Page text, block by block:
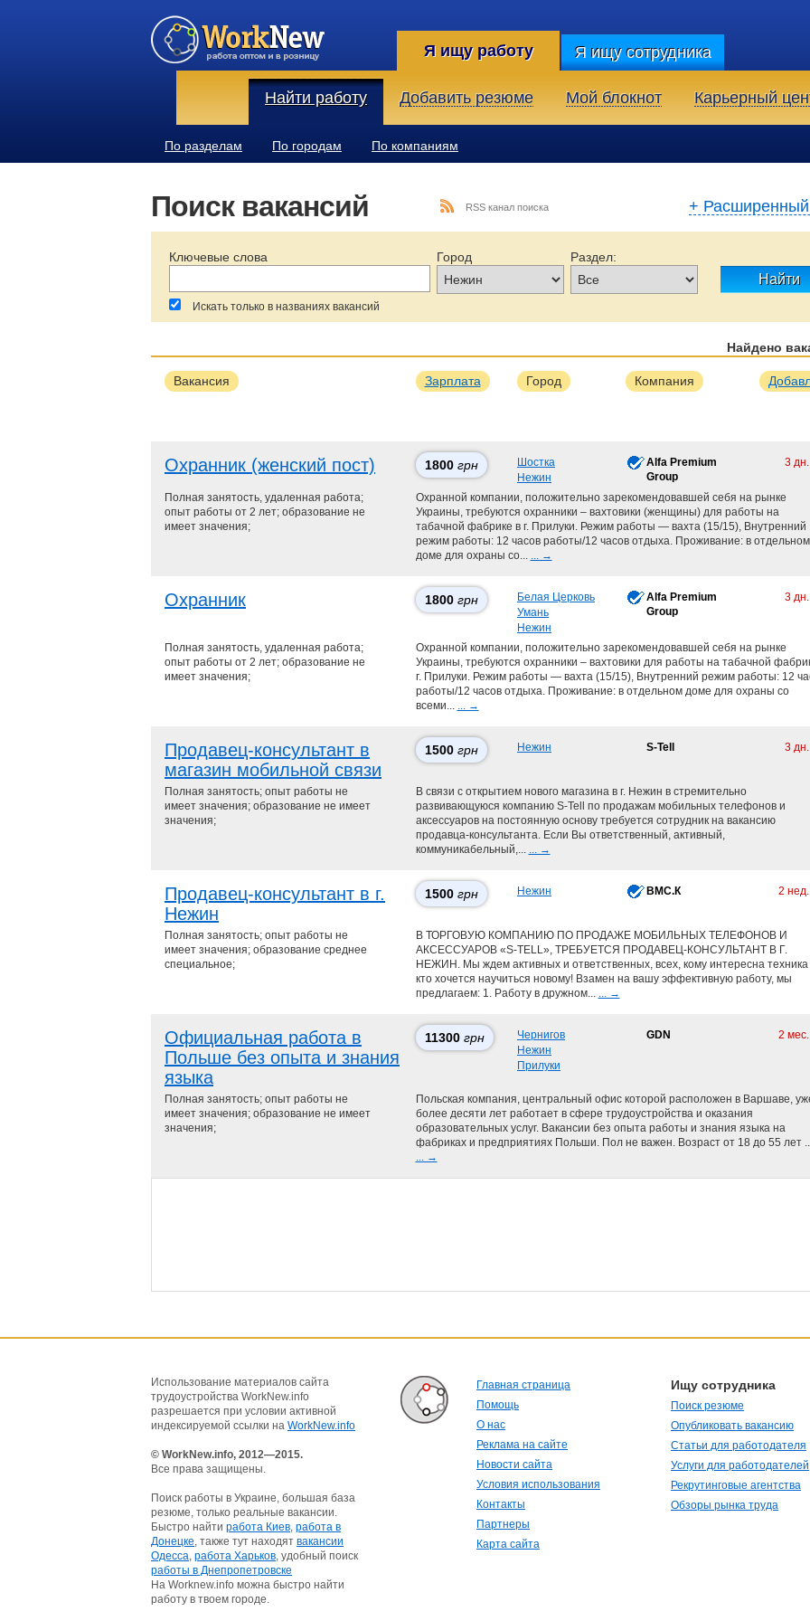
Я ищу работу Я ищу сотрудника
Найти работу Добавить резюме Мой блокнот Карьерный
По разделам По городам По компаниям
+ Расширенный
Поиск вакансий
Ключевые слова Город Раздел:
Найти
Искать только в названиях вакансий
Опыт работы:
RSS канал поиска
Найдено
Вакансия Зарплата Город Компания
Охранник (женский пост) 1800 грн
Шостка
Нежин
Alfa Premium
Group
3
Полная занятость, удаленная работа;
опыт работы от 2 лет; образование не
имеет значения;
Охранной компании, положительно зарекомендовавшей себя на рынке
Украины, требуются охранники – вахтовики (женщины) для работы на
табачной фабрике в г. Прилуки. Режим работы — вахта (15/15), Внутренний
режим работы: 12 часов работы/12 часов отдыха. Проживание: в отдельном
доме для охраны со... ... →
Охранник 1800 грн
Белая Церковь
Умань
Нежин
Alfa Premium
Group
3
Полная занятость, удаленная работа;
опыт работы от 2 лет; образование не
имеет значения;
Охранной компании, положительно зарекомендовавшей себя на рынке
Украины, требуются охранники – вахтовики для работы на табачной
г. Прилуки. Режим работы — вахта (15/15), Внутренний режим работы: 12
работы/12 часов отдыха. Проживание: в отдельном доме для охраны со
всеми... ... →
Продавец-консультант в
магазин мобильной связи
1500 грн Нежин S-Tell 3
Полная занятость; опыт работы не
имеет значения; образование не имеет
значения;
В связи с открытием нового магазина в г. Нежин в стремительно
развивающуюся компанию S-Tell по продажам мобильных телефонов и
аксессуаров на постоянную основу требуется сотрудник на вакансию
продавца-консультанта. Если Вы ответственный, активный,
коммуникабельный,... ... →
Продавец-консультант в г.
Нежин
1500 грн Нежин ВМС.К 2
Полная занятость; опыт работы не
имеет значения; образование среднее
специальное;
В ТОРГОВУЮ КОМПАНИЮ ПО ПРОДАЖЕ МОБИЛЬНЫХ ТЕЛЕФОНОВ И
АКСЕССУАРОВ «S-TELL», ТРЕБУЕТСЯ ПРОДАВЕЦ-КОНСУЛЬТАНТ В Г.
НЕЖИН. Мы ждем активных и ответственных, всех, кому интересна техника
кто хочется научиться новому! Взамен на вашу эффективную работу, мы
предлагаем: 1. Работу в дружном... ... →
Официальная работа в
Польше без опыта и знания
языка
11300 грн
Чернигов
Нежин
Прилуки
GDN 2
Полная занятость; опыт работы не
имеет значения; образование не имеет
значения;
Польская компания, центральный офис которой расположен в Варшаве,
более десяти лет работает в сфере трудоустройства и оказания
образовательных услуг. Вакансии без опыта работы и знания языка на
фабриках и предприятиях Польши. Пол не важен. Возраст от 18 до 55 лет
... →
Использование материалов сайта
трудоустройства WorkNew.info
разрешается при условии активной
индексируемой ссылки на WorkNew.info
© WorkNew.info, 2012—2015.
Все права защищены.
Поиск работы в Украине, большая база
резюме, только реальные вакансии.
Быстро найти работа Киев, работа в
Донецке, также тут находят вакансии
Одесса, работа Харьков, удобный поиск
работы в Днепропетровске
На Worknew.info можна быстро найти
работу в твоем городе.
Главная страница
Помощь
О нас
Реклама на сайте
Новости сайта
Условия использования
Контакты
Партнеры
Карта сайта
Ищу сотрудника
Поиск резюме
Опубликовать вакансию
Статьи для работодателя
Услуги для работодателей
Рекрутинговые агентства
Обзоры рынка труда